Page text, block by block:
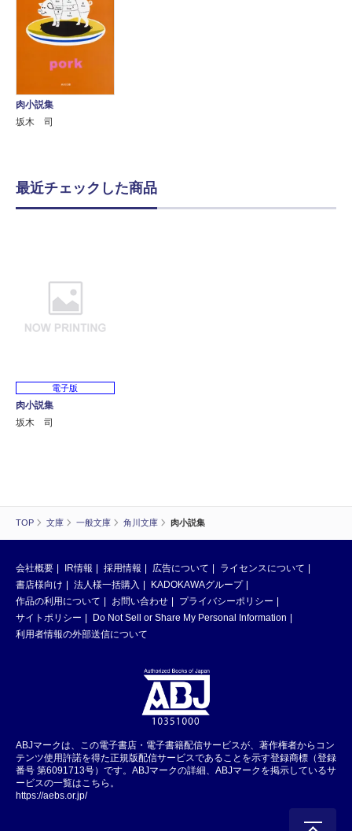
TOP 文庫 一般文庫 角川文庫 肉小説集
肉小説集
坂木 司
最近チェックした商品
電子版
肉小説集
坂木 司
会社概要 IR情報 採用情報 広告について
ライセンスについて
書店様向け
法人様一括購入
KADOKAWAグループ
作品の利用について
お問い合わせ
プライバシーポリシー
サイトポリシー
Do Not Sell or Share My Personal Information
利用者情報の外部送信について
ABJマークは、この電子書店・電子書籍配信サービスが、著作権者からコン
テンツ使用許諾を得た正規版配信サービスであることを示す登録商標（登録
番号 第6091713号）です。ABJマークの詳細、ABJマークを掲示しているサ
ービスの一覧はこちら。
https://aebs.or.jp/